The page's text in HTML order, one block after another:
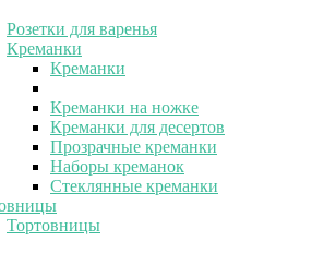
Розетки для варенья
Креманки
Креманки
Креманки на ножке
Креманки для десертов
Прозрачные креманки
Наборы креманок
Стеклянные креманки
Тортовницы